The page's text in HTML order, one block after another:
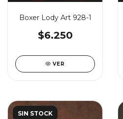
Boxer Lody Art 928-1
$6.250
VER
SIN STOCK